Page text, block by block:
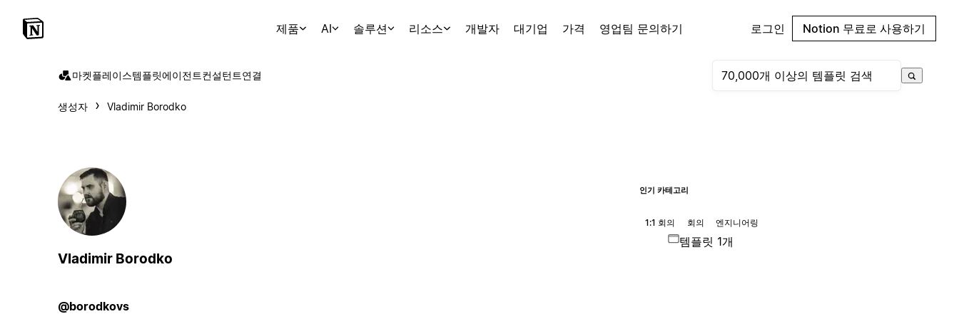
제품 AI 솔루션 리소스 개발자 대기업 가격 영업팀 문의하기 로그인 Notion 무료로 사용하기
마켓플레이스템플릿에이전트컨설턴트연결
생성자 Vladimir Borodko
Vladimir Borodko
@borodkovs
인기 카테고리
1:1 회의 회의 엔지니어링
템플릿 1개